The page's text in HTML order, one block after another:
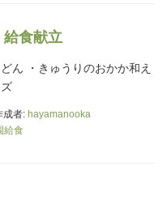
食献立
ん ・きゅうりのおかか和え
成者: hayamanooka
給食